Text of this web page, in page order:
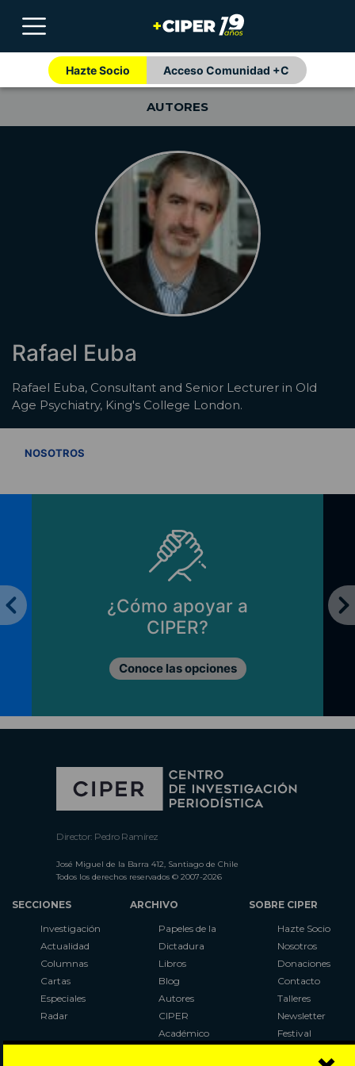
Hazte Socio Acceso Comunidad +C
AUTORES
Rafael Euba
Rafael Euba, Consultant and Senior Lecturer in Old
Age Psychiatry, King's College London.
NOSOTROS
¿Cómo apoyar a
CIPER?
Conoce las opciones
Director: Pedro Ramírez
José Miguel de la Barra 412, Santiago de Chile
Todos los derechos reservados © 2007-2026
SECCIONES
Investigación
Actualidad
Columnas
Cartas
Especiales
Radar
ARCHIVO
Papeles de la
Dictadura
Libros
Blog
Autores
CIPER
Académico
SOBRE CIPER
Hazte Socio
Nosotros
Donaciones
Contacto
Talleres
Newsletter
Festival